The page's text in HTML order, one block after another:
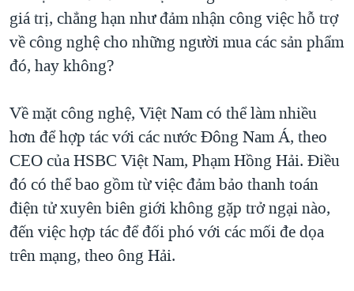
giá trị, chẳng hạn như đảm nhận công việc hỗ trợ
về công nghệ cho những người mua các sản phẩm
đó, hay không?
Về mặt công nghệ, Việt Nam có thể làm nhiều
hơn để hợp tác với các nước Đông Nam Á, theo
CEO của HSBC Việt Nam, Phạm Hồng Hải. Điều
đó có thể bao gồm từ việc đảm bảo thanh toán
điện tử xuyên biên giới không gặp trở ngại nào,
đến việc hợp tác để đối phó với các mối đe dọa
trên mạng, theo ông Hải.